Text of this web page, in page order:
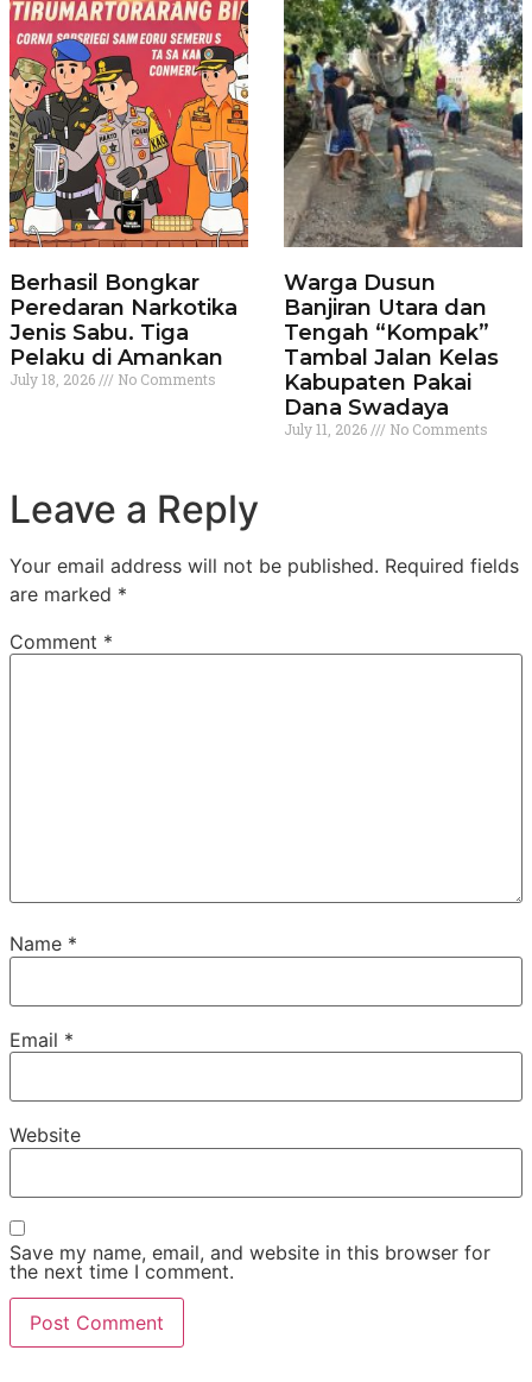
Berhasil Bongkar
Peredaran Narkotika
Jenis Sabu. Tiga
Pelaku di Amankan
July 18, 2026 No Comments
Warga Dusun
Banjiran Utara dan
Tengah “Kompak”
Tambal Jalan Kelas
Kabupaten Pakai
Dana Swadaya
July 11, 2026 No Comments
Leave a Reply
Your email address will not be published. Required fields
are marked *
Comment *
Name *
Email *
Website
Save my name, email, and website in this browser for
the next time I comment.